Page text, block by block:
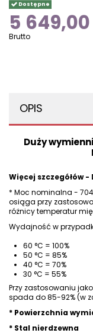
Dostępne
5 649,00
Brutto
OPIS
Duży
Więcej szczegółów
* Moc nominalna -
osiąga przy
różnicy temperatur
Wydajność w
60 °C = 100%
50 °C = 85%
40 °C = 70%
30 °C = 55%
Przy zastosowaniu
spada do 85-92% (w
* Powierzchnia
* Stal nierdzewna